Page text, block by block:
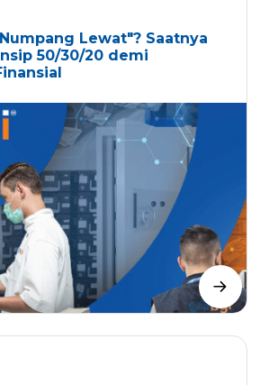
Lewat"? Saatnya
50/30/20 demi